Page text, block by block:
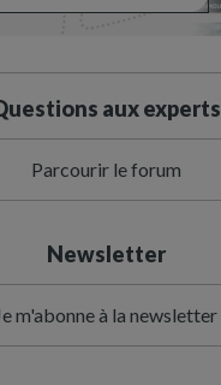
aux experts
Parcourir le forum
Newsletter
m'abonne à la newsletter